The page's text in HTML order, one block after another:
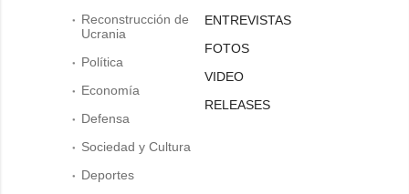
Reconstrucción de
Ucrania
Política
Economía
Defensa
Sociedad y Cultura
Deportes
ENTREVISTAS
FOTOS
VIDEO
RELEASES